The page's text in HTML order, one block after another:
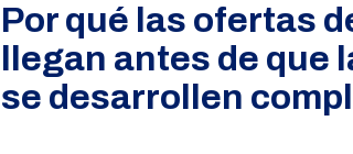
Por qué las ofertas
llegan antes de que
se desarrollen